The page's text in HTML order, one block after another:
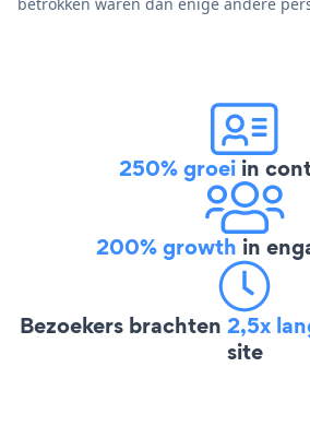
250% groei in
200% growth in
Bezoekers brachten 2,5x
site